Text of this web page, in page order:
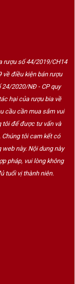
rượu số 44/2019/CH14
về điều kiện bán rượu
2020/NĐ - CP quy
hại của rượu bia về
cầu cần mua sắm vui
tôi để được tư vấn và
tôi cam kết có
này. Nội dung này
pháp, vui lòng không
tuổi vị thành niên.